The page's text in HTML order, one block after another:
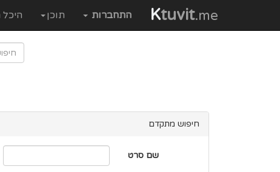
Ktuvit.me התחברות תוכן
חיפוש מתקדם
שם סרט